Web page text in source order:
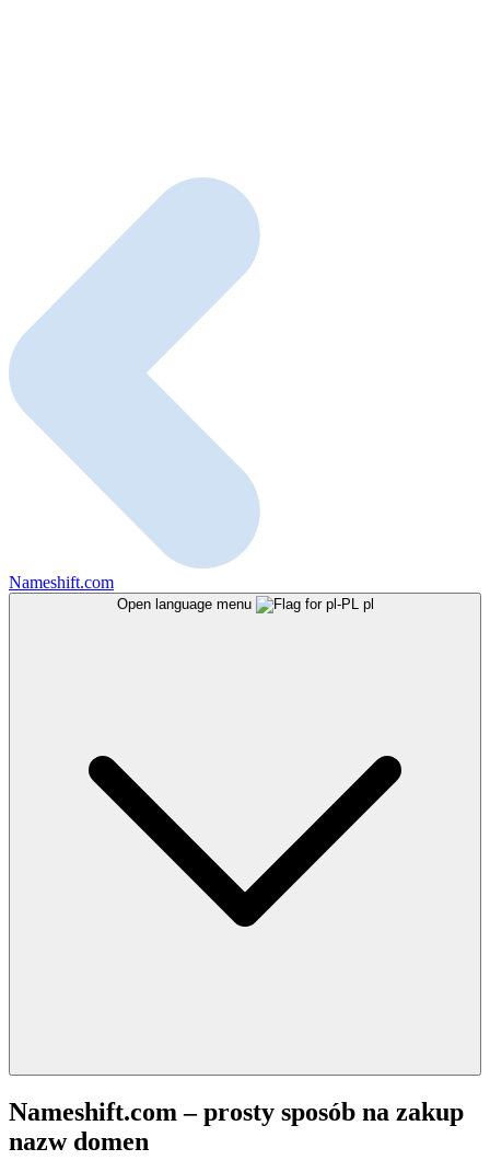
Nameshift.com
Open language menu pl
Nameshift.com – prosty sposób na zakup
nazw domen